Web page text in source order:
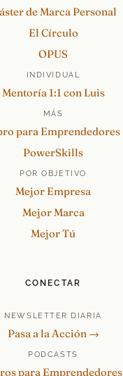
de Marca Personal
El Círculo
OPUS
INDIVIDUAL
Mentoría 1:1 con Luis
MÁS
para Emprendedores
PowerSkills
POR OBJETIVO
Mejor Empresa
Mejor Marca
Mejor Tú
CONECTAR
NEWSLETTER DIARIA
Pasa a la Acción →
PODCASTS
para Emprendedores